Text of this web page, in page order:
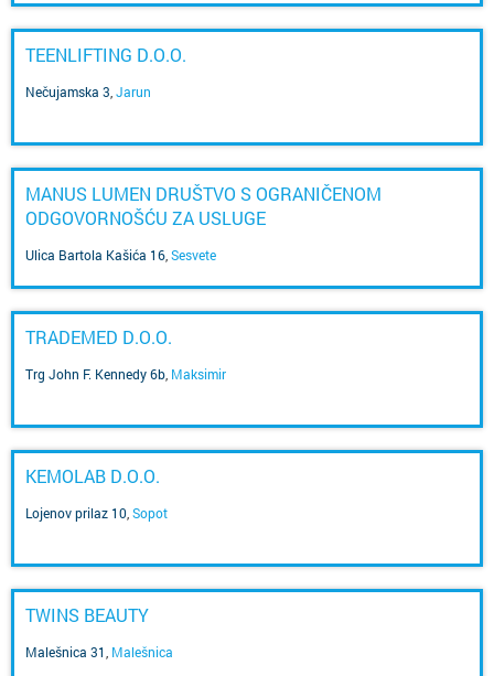
TEENLIFTING D.O.O.
Nečujamska 3 Jarun
MANUS LUMEN DRUŠTVO S OGRANIČENOM
ODGOVORNOŠĆU ZA USLUGE
Ulica Bartola Kašića 16 Sesvete
TRADEMED D.O.O.
Trg John F. Kennedy 6b Maksimir
KEMOLAB D.O.O.
Lojenov prilaz 10 Sopot
TWINS BEAUTY
Malešnica 31 Malešnica